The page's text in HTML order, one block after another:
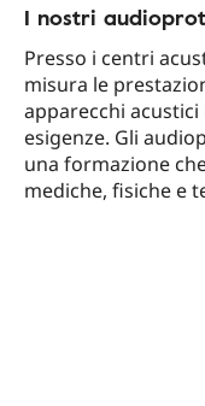
I nostri
Presso i centri
misura le
apparecchi
esigenze. Gli
una formazione
mediche, fisiche e